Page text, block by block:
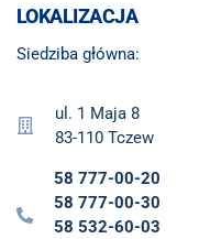
LOKALIZACJA
Siedziba główna:
ul. 1 Maja 8
83-110 Tczew
58 777-00-20
58 777-00-30
58 532-60-03